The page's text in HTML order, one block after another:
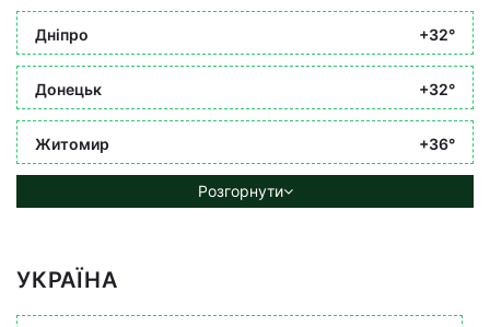
Дніпро +32°
Донецьк +32°
Житомир +36°
Розгорнути
УКРАЇНА